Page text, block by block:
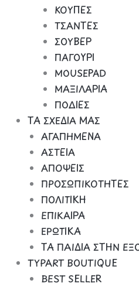
ΚΟΥΠΕΣ
ΤΣΑΝΤΕΣ
ΣΟΥΒΕΡ
ΠΑΓΟΥΡΙ
MOUSEPAD
ΜΑΞΙΛΑΡΙΑ
ΠΟΔΙΕΣ
ΤΑ ΣΧΕΔΙΑ ΜΑΣ
ΑΓΑΠΗΜΕΝΑ
ΑΣΤΕΙΑ
ΑΠΟΨΕΙΣ
ΠΡΟΣΩΠΙΚΟΤΗΤΕΣ
ΠΟΛΙΤΙΚΗ
ΕΠΙΚΑΙΡΑ
ΕΡΩΤΙΚΑ
ΤΑ ΠΑΙΔΙΑ ΣΤΗΝ
TYPART BOUTIQUE
BEST SELLER